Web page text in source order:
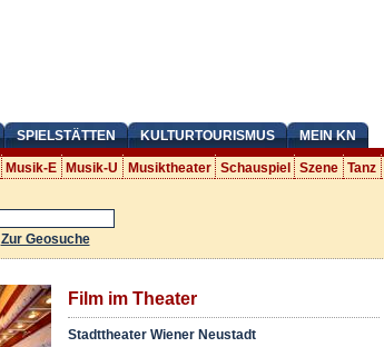
SPIELSTÄTTEN KULTURTOURISMUS MEIN KN
Musik-E Musik-U Musiktheater Schauspiel Szene Tanz
Zur Geosuche
Film im Theater
Stadttheater Wiener Neustadt